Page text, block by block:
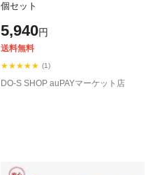
個セット
5,940円
送料無料
★★★★★ (1)
DO-S SHOP auPAYマーケット店